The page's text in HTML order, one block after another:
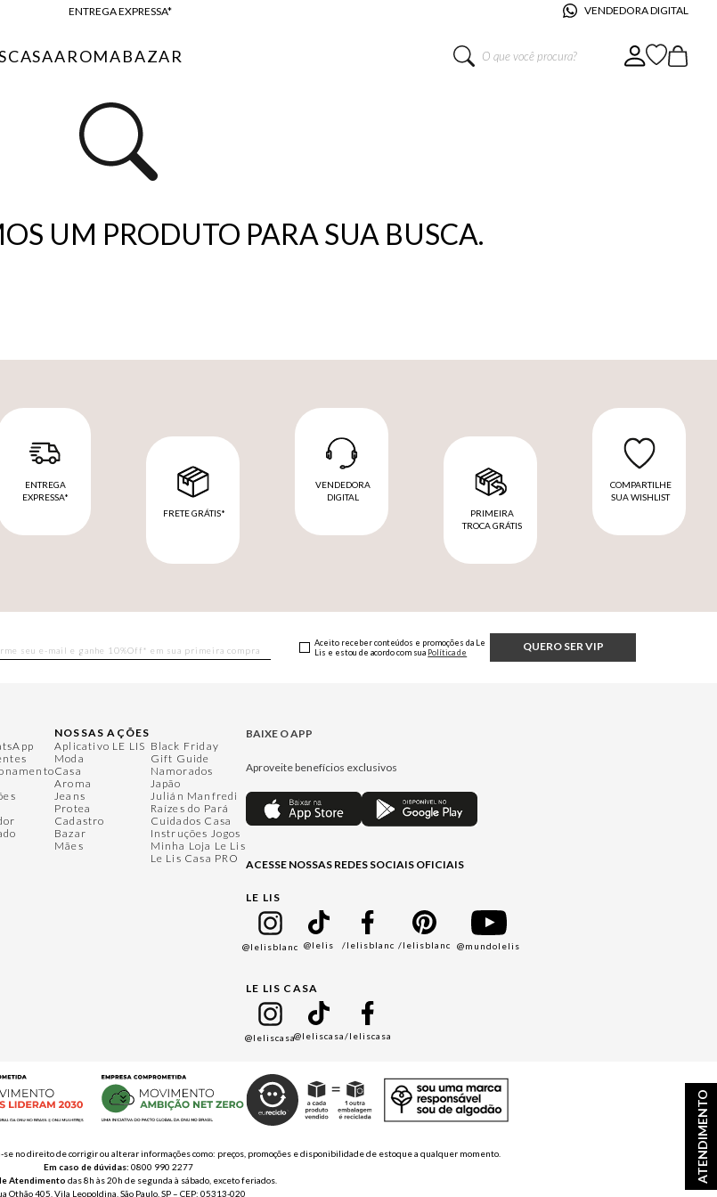
10% OFF NA PRIMEIRA COMPRA*
VENDEDORA DIGITAL
ATENDIMENTO
CASAAROMABAZAR
O que você procura?
UM PRODUTO PARA SUA BUSCA.
ENTREGA
EXPRESSA*
FRETE GRÁTIS*
VENDEDORA
DIGITAL
PRIMEIRA
TROCA GRÁTIS
COMPARTILHE
SUA WISHLIST
QUERO SER VIP
Aceito receber conteúdos e promoções da Le
Lis e estou de acordo com sua Política de
NOSSAS AÇÕES
Aplicativo LE LIS
Moda
Casa
Aroma
Jeans
Protea
Cadastro
Bazar
Mães
Black Friday
Gift Guide
Namorados
Japão
Julián Manfredi
Raízes do Pará
Cuidados Casa
Instruções Jogos
Minha Loja Le Lis
Le Lis Casa PRO
BAIXE O APP
Aproveite benefícios exclusivos
ACESSE NOSSAS REDES SOCIAIS OFICIAIS
LE LIS
@lelisblanc @lelis /lelisblanc /lelisblanc @mundolelis
LE LIS CASA
@leliscasa@leliscasa/leliscasa
se no direito de corrigir ou alterar informações como: preços, promoções e disponibilidade de estoque a qualquer momento.
Em caso de dúvidas: 0800 990 2277
Atendimento das 8h às 20h de segunda à sábado, exceto feriados.
Othão 405, Vila Leopoldina, São Paulo, SP – CEP: 05313-020